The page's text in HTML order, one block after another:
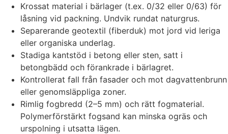
Krossat material i bärlager (t.ex. 0/32 eller 0/63) för
låsning vid packning. Undvik rundat naturgrus.
Separerande geotextil (fiberduk) mot jord vid leriga
eller organiska underlag.
Stadiga kantstöd i betong eller sten, satt i
betongbädd och förankrade i bärlagret.
Kontrollerat fall från fasader och mot dagvattenbrunn
eller genomsläppliga zoner.
Rimlig fogbredd (2–5 mm) och rätt fogmaterial.
Polymerförstärkt fogsand kan minska ogräs och
urspolning i utsatta lägen.